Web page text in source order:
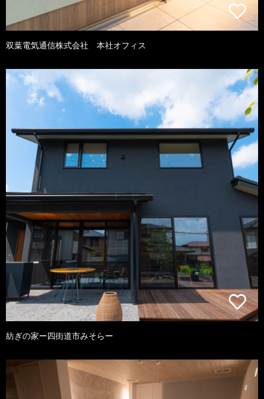
双葉電気通信株式会社 本社オフィス
紡ぎの家ー四街道市みそらー